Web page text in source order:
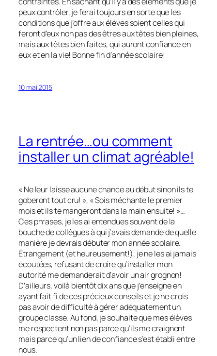
peux contrôler, je ferai toujours en sorte que les
conditions que j’offre aux élèves soient celles qui
feront d’eux non pas des êtres aux têtes bien pleines,
mais aux têtes bien faites, qui auront confiance en
eux et en la vie! Bonne fin d’année scolaire!
10 mai 2015
La rentrée…ou comment
installer un climat agréable!
« Ne leur laisse aucune chance au début sinon ils te
goberont tout cru! », « Sois méchante le premier
mois et ils te mangeront dans la main ensuite! »…
Ces phrases, je les ai entendues souvent de la
bouche de collègues à qui j’avais demandé de quelle
manière je devrais débuter mon année scolaire.
Étrangement (et heureusement!), je ne les ai jamais
écoutées, refusant de croire qu’installer mon
autorité me demanderait d’avoir un air grognon!
D’ailleurs, voilà bientôt dix ans que j’enseigne en
ayant fait fi de ces précieux conseils et je ne crois
pas avoir de difficulté à gérer adéquatement un
groupe classe. Au fond, je souhaite que mes élèves
me respectent non pas parce qu’ils me craignent
mais parce qu’un lien de confiance s’est établi entre
nous.